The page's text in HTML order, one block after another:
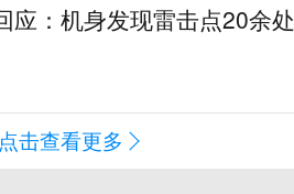
应：机身发现雷击点20余处
点击查看更多